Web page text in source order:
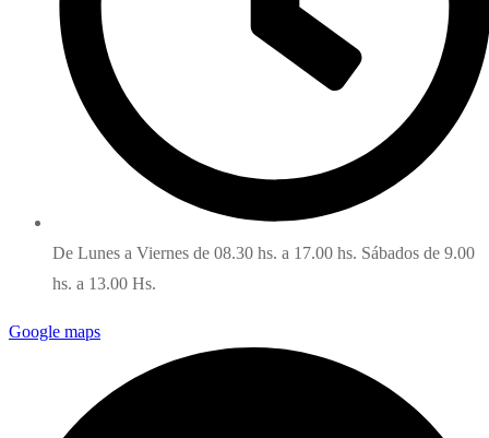
De Lunes a Viernes de 08.30 hs. a 17.00 hs. Sábados de 9.00
hs. a 13.00 Hs.
Google maps